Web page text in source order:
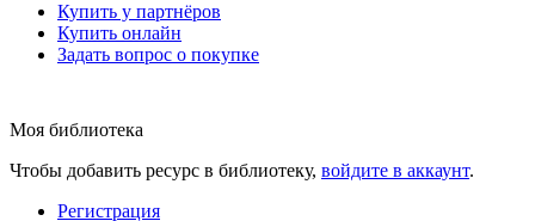
Купить у партнёров
Купить онлайн
Задать вопрос о покупке
Моя библиотека
Чтобы добавить ресурс в библиотеку, войдите в аккаунт.
Регистрация